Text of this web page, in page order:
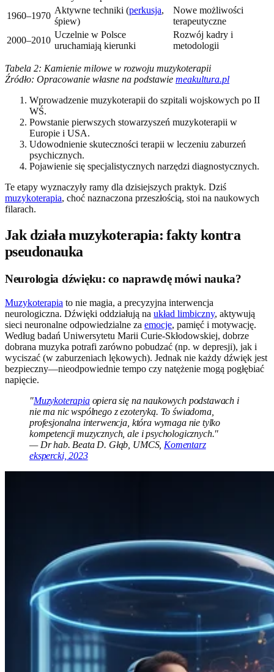
1960–1970
Aktywne techniki (perkusja,
śpiew)
Nowe możliwości
terapeutyczne
2000–2010
Uczelnie w Polsce
uruchamiają kierunki
Rozwój kadry i
metodologii
Tabela 2: Kamienie milowe w rozwoju muzykoterapii
Źródło: Opracowanie własne na podstawie meakultura.pl
Wprowadzenie muzykoterapii do szpitali wojskowych po II
WŚ.
Powstanie pierwszych stowarzyszeń muzykoterapii w
Europie i USA.
Udowodnienie skuteczności terapii w leczeniu zaburzeń
psychicznych.
Pojawienie się specjalistycznych narzędzi diagnostycznych.
Te etapy wyznaczyły ramy dla dzisiejszych praktyk. Dziś
muzykoterapia, choć naznaczona przeszłością, stoi na naukowych
filarach.
Jak działa muzykoterapia: fakty kontra
pseudonauka
Neurologia dźwięku: co naprawdę mówi nauka?
Muzykoterapia to nie magia, a precyzyjna interwencja
neurologiczna. Dźwięki oddziałują na układ limbiczny, aktywują
sieci neuronalne odpowiedzialne za emocje, pamięć i motywację.
Według badań Uniwersytetu Marii Curie-Skłodowskiej, dobrze
dobrana muzyka potrafi zarówno pobudzać (np. w depresji), jak i
wyciszać (w zaburzeniach lękowych). Jednak nie każdy dźwięk jest
bezpieczny—nieodpowiednie tempo czy natężenie mogą pogłębiać
napięcie.
"Muzykoterapiaopiera się na naukowych podstawach i
nie ma nic wspólnego z ezoteryką. To świadoma,
profesjonalna interwencja, która wymaga nie tylko
kompetencji muzycznych, ale i psychologicznych."
— Dr hab. Beata D. Głąb, UMCS, Komentarz
ekspercki, 2023